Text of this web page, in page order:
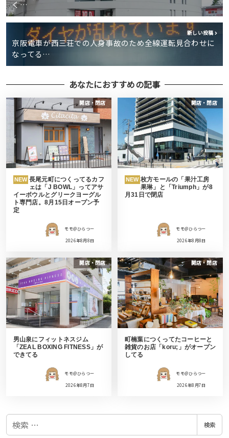
く…
新しい投稿
京阪電車が西三荘での人身事故のため全線運転見合わせに
なってる…
あなたにおすすめの記事
開店・閉店
NEW 長尾元町につくってるカフ
ェは「J BOWL」ってアサ
イーボウルとグリークヨーグル
ト専門店。8月15日オープン予
定
モモ＠ひらつー
2026年8月8日
開店・閉店
NEW 枚方モールの「果汁工房
果琳」と「Triumph」が8
月31日で閉店
モモ＠ひらつー
2026年8月8日
開店・閉店
男山泉にフィットネスジム
「ZEAL BOXING FITNESS」が
できてる
モモ＠ひらつー
2026年8月7日
開店・閉店
町楠葉につくってたコーヒーと
雑貨のお店「koru;」がオープン
してる
モモ＠ひらつー
2026年8月7日
検
検索